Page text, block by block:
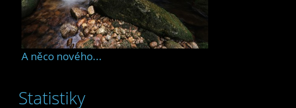
A něco nového...
Statistiky